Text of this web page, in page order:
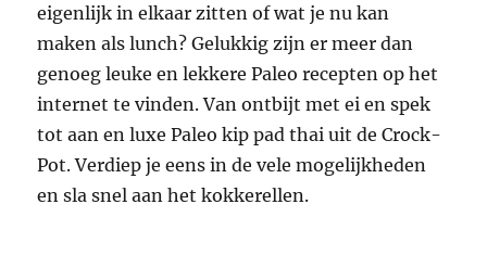
eigenlijk in elkaar zitten of wat je nu kan
maken als lunch? Gelukkig zijn er meer dan
genoeg leuke en lekkere Paleo recepten op het
internet te vinden. Van ontbijt met ei en spek
tot aan en luxe Paleo kip pad thai uit de Crock-
Pot. Verdiep je eens in de vele mogelijkheden
en sla snel aan het kokkerellen.